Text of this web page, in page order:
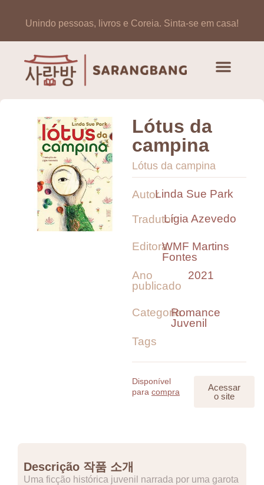
Unindo pessoas, livros e Coreia. Sinta-se em casa!
Lótus da
campina
Lótus da campina
AutorLinda Sue Park
TradutorLígia Azevedo
EditoraWMF Martins
Fontes
Ano
publicado
2021
CategoriaRomance
Juvenil
Tags
Disponível
para compra
Acessar
o site
Descrição 작품 소개
Uma ficção histórica juvenil narrada por uma garota